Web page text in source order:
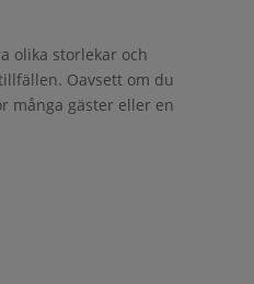
olika storlekar och
Oavsett om du
många gäster eller en